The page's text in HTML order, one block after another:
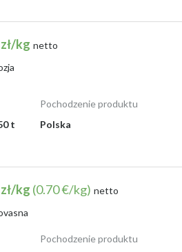
kg netto
t
Pochodzenie produktu
Polska
kg (0.70 €/kg) netto
Pochodzenie produktu